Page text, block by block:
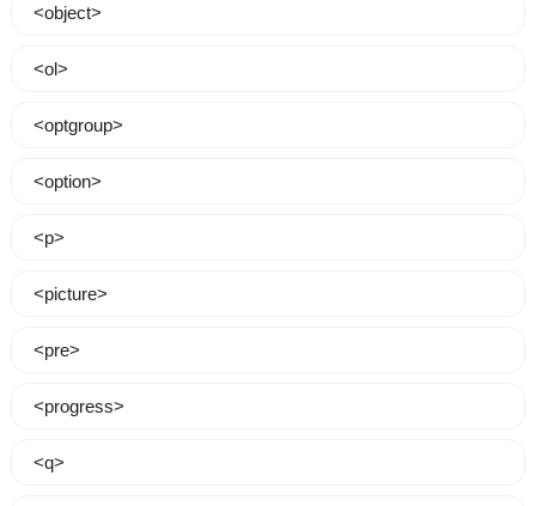
<object>
<ol>
<optgroup>
<option>
<p>
<picture>
<pre>
<progress>
<q>